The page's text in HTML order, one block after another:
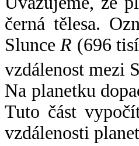
černá tělesa.
SlunceR (696
vzdálenost mezi
Na planetku
Tuto část
vzdálenosti